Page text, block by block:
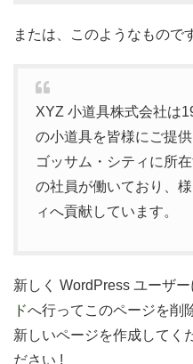
または、このようなもので
XYZ 小道具株式会社は
の小道具を皆様にご提
ゴッサム・シティに所
の社員が働いており、
ィへ貢献しています。
新しく WordPress ユーザー
ドへ行ってこのページを削
新しいページを作成してく
ださい !